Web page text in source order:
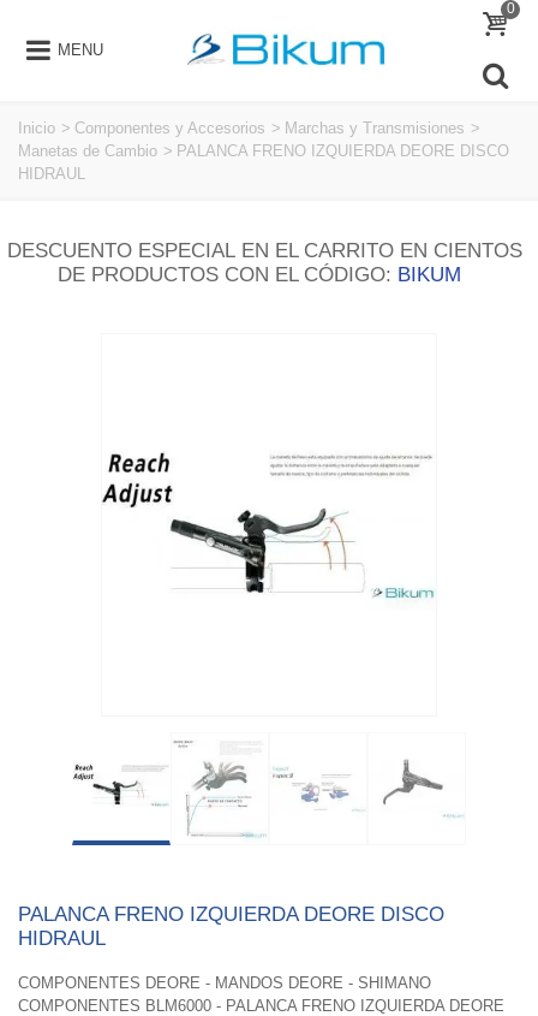
MENU
0
Inicio > Componentes y Accesorios > Marchas y Transmisiones >
Manetas de Cambio > PALANCA FRENO IZQUIERDA DEORE DISCO
HIDRAUL
DESCUENTO ESPECIAL EN EL CARRITO EN CIENTOS
DE PRODUCTOS CON EL CÓDIGO: BIKUM
PALANCA FRENO IZQUIERDA DEORE DISCO
HIDRAUL
COMPONENTES DEORE - MANDOS DEORE - SHIMANO
COMPONENTES BLM6000 - PALANCA FRENO IZQUIERDA DEORE